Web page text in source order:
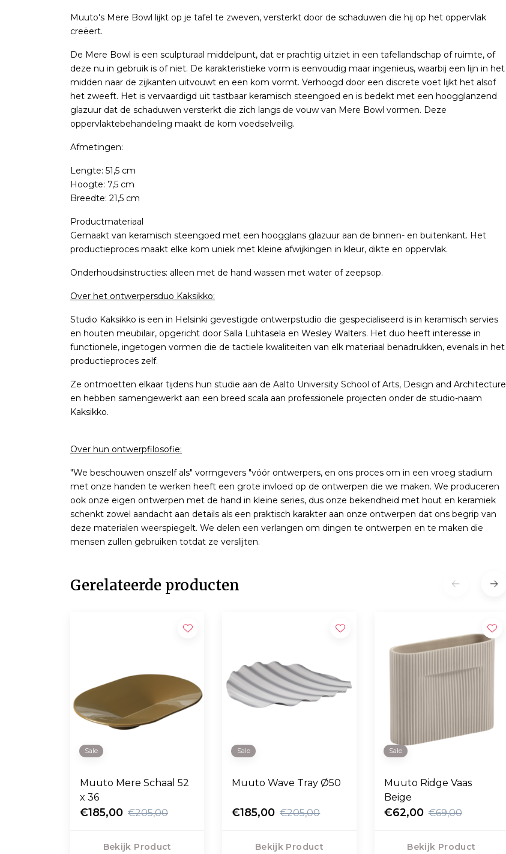
Muuto's Mere Bowl lijkt op je tafel te zweven, versterkt door de schaduwen die hij op het oppervlak
creëert.
De Mere Bowl is een sculpturaal middelpunt, dat er prachtig uitziet in een tafellandschap of ruimte, of
deze nu in gebruik is of niet. De karakteristieke vorm is eenvoudig maar ingenieus, waarbij een lijn in het
midden naar de zijkanten uitvouwt en een kom vormt. Verhoogd door een discrete voet lijkt het alsof
het zweeft. Het is vervaardigd uit tastbaar keramisch steengoed en is bedekt met een hoogglanzend
glazuur dat de schaduwen versterkt die zich langs de vouw van Mere Bowl vormen. Deze
oppervlaktebehandeling maakt de kom voedselveilig.
Afmetingen:
Lengte: 51,5 cm
Hoogte: 7,5 cm
Breedte: 21,5 cm
Productmateriaal
Gemaakt van keramisch steengoed met een hoogglans glazuur aan de binnen- en buitenkant. Het
productieproces maakt elke kom uniek met kleine afwijkingen in kleur, dikte en oppervlak.
Onderhoudsinstructies: alleen met de hand wassen met water of zeepsop.
Over het ontwerpersduo Kaksikko:
Studio Kaksikko is een in Helsinki gevestigde ontwerpstudio die gespecialiseerd is in keramisch servies
en houten meubilair, opgericht door Salla Luhtasela en Wesley Walters. Het duo heeft interesse in
functionele, ingetogen vormen die de tactiele kwaliteiten van elk materiaal benadrukken, evenals in het
productieproces zelf.
Ze ontmoetten elkaar tijdens hun studie aan de Aalto University School of Arts, Design and Architecture
en hebben samengewerkt aan een breed scala aan professionele projecten onder de studio-naam
Kaksikko.
Over hun ontwerpfilosofie:
"We beschouwen onszelf als" vormgevers "vóór ontwerpers, en ons proces om in een vroeg stadium
met onze handen te werken heeft een grote invloed op de ontwerpen die we maken. We produceren
ook onze eigen ontwerpen met de hand in kleine series, dus onze bekendheid met hout en keramiek
schenkt zowel aandacht aan details als een praktisch karakter aan onze ontwerpen dat ons begrip van
deze materialen weerspiegelt. We delen een verlangen om dingen te ontwerpen en te maken die
mensen zullen gebruiken totdat ze verslijten.
Gerelateerde producten
Sale
Muuto Mere Schaal 52
x 36
€185,00 €205,00
Bekijk Product
Sale
Muuto Wave Tray Ø50
€185,00 €205,00
Bekijk Product
Sale
Muuto Ridge Vaas
Beige
€62,00 €69,00
Bekijk Product